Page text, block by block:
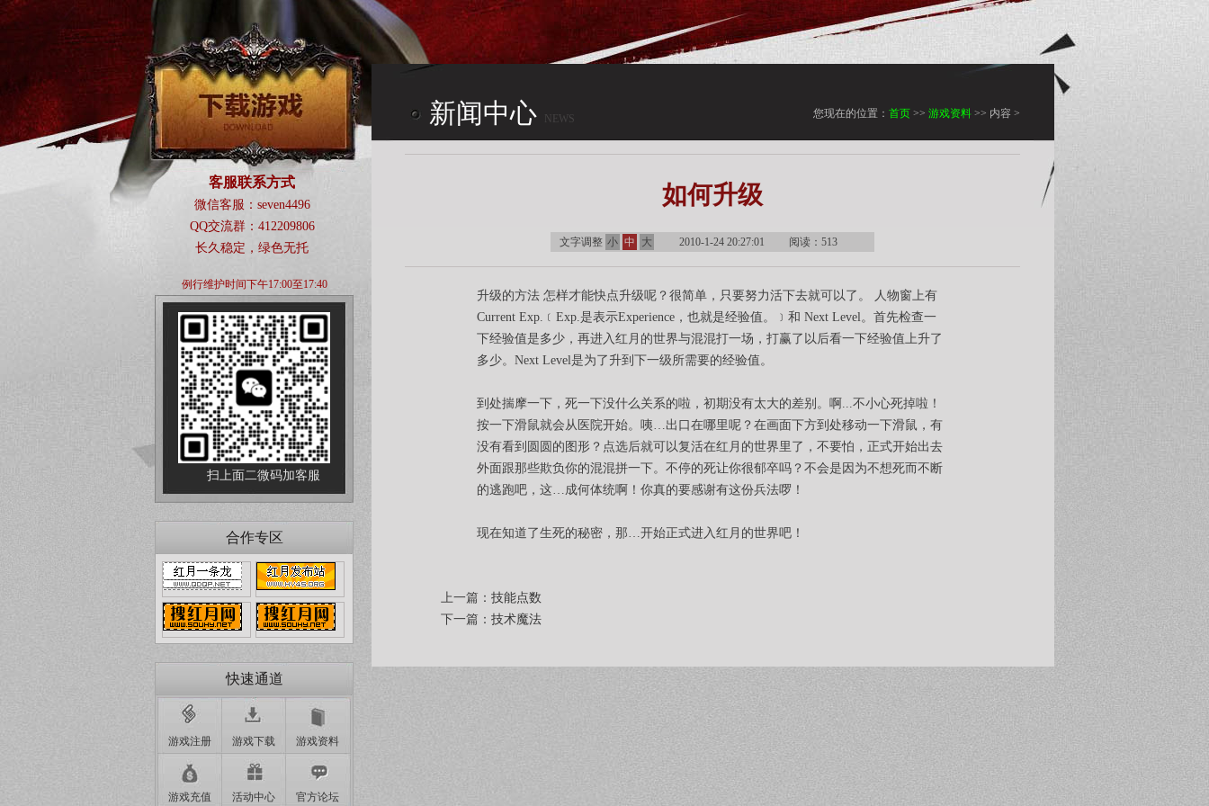
客服联系方式
微信客服：seven4496
QQ交流群：412209806
长久稳定，绿色无托
例行维护时间下午17:00至17:40
扫上面二微码加客服
合作专区
快速通道
游戏注册 游戏下载 游戏资料
游戏充值 活动中心 官方论坛
新闻中心 NEWS 您现在的位置： 首页 >> 游戏资料 >> 内容 >
如何升级
文字调整 小 中 大 2010-1-24 20:27:01 阅读： 513
升级的方法 怎样才能快点升级呢？很简单，只要努力活下去就可以了。 人物窗上有
Current Exp.﹝Exp.是表示Experience，也就是经验值。﹞和 Next Level。首先检查一
下经验值是多少，再进入红月的世界与混混打一场，打赢了以后看一下经验值上升了
多少。Next Level是为了升到下一级所需要的经验值。
到处揣摩一下，死一下没什么关系的啦，初期没有太大的差别。啊...不小心死掉啦！
按一下滑鼠就会从医院开始。咦…出口在哪里呢？在画面下方到处移动一下滑鼠，有
没有看到圆圆的图形？点选后就可以复活在红月的世界里了，不要怕，正式开始出去
外面跟那些欺负你的混混拼一下。不停的死让你很郁卒吗？不会是因为不想死而不断
的逃跑吧，这…成何体统啊！你真的要感谢有这份兵法啰！
现在知道了生死的秘密，那…开始正式进入红月的世界吧！
上一篇： 技能点数
下一篇： 技术魔法